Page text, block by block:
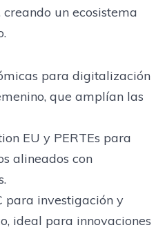
un ecosistema
para digitalización
que amplían las
EU y PERTEs para
alineados con
para investigación y
ideal para innovaciones